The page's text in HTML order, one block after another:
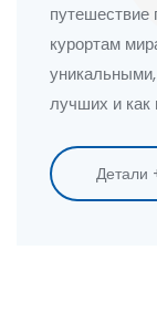
курортам
лучших и как
популярных
планеты,
Детали